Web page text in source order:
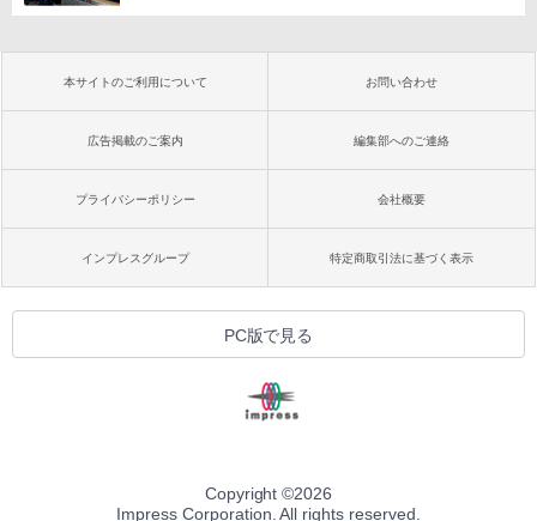
本サイトのご利用について お問い合わせ
広告掲載のご案内 編集部へのご連絡
プライバシーポリシー 会社概要
インプレスグループ 特定商取引法に基づく表示
PC版で見る
Copyright ©2026
Impress Corporation. All rights reserved.